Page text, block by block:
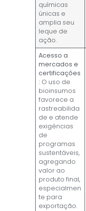
químicas
únicas e
amplia seu
leque de
ação.
Acesso a
mercados e
certificações
: O uso de
bioinsumos
favorece a
rastreabilida
de e atende
exigências
de
programas
sustentáveis,
agregando
valor ao
produto final,
especialmen
te para
exportação.